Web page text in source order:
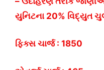
યુનિટના 20% વિદ્યુત
ફિક્સ ચાર્જ : 1850